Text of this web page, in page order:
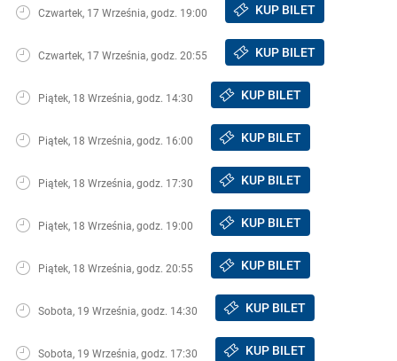
Czwartek, 17 Września, godz. 19:00 KUP BILET
Czwartek, 17 Września, godz. 20:55 KUP BILET
Piątek, 18 Września, godz. 14:30 KUP BILET
Piątek, 18 Września, godz. 16:00 KUP BILET
Piątek, 18 Września, godz. 17:30 KUP BILET
Piątek, 18 Września, godz. 19:00 KUP BILET
Piątek, 18 Września, godz. 20:55 KUP BILET
Sobota, 19 Września, godz. 14:30 KUP BILET
Sobota, 19 Września, godz. 17:30 KUP BILET